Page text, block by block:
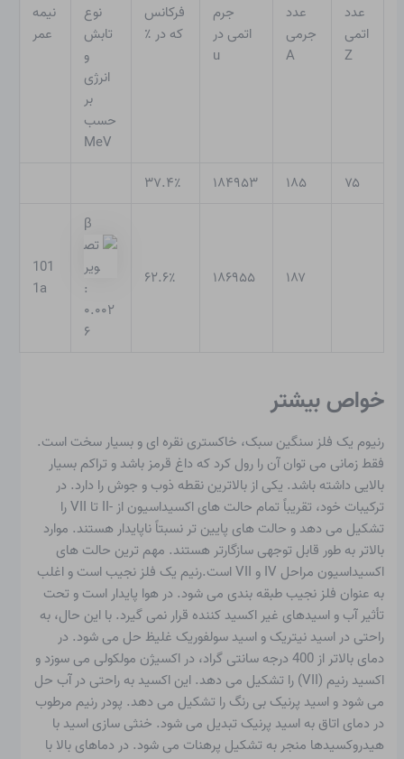
عدد
اتمی
Z
عدد
جرمی
A
جرم
اتمی در
u
فرکانس
که در ٪
نوع
تابش
و
انرژی
بر
حسب
MeV
نیمه
عمر
۷۵ ۱۸۵ ۱۸۴۹۵۳ ۳۷.۴٪
۱۸۷ ۱۸۶۹۵۵ ۶۲.۶٪
β
:
۰.۰۰۲
۶
101
1a
خواص بیشتر
رنیوم یک فلز سنگین سبک، خاکستری نقره ای و بسیار سخت است.
فقط زمانی می توان آن را رول کرد که داغ قرمز باشد و تراکم بسیار
بالایی داشته باشد. یکی از بالاترین نقطه ذوب و جوش را دارد. در
ترکیبات خود، تقریباً تمام حالت های اکسیداسیون از -II تا VII را
تشکیل می دهد و حالت های پایین تر نسبتاً ناپایدار هستند. موارد
بالاتر به طور قابل توجهی سازگارتر هستند. مهم ترین حالت های
اکسیداسیون مراحل IV و VII است.رنیم یک فلز نجیب است و اغلب
به عنوان فلز نجیب طبقه بندی می شود. در هوا پایدار است و تحت
تأثیر آب و اسیدهای غیر اکسید کننده قرار نمی گیرد. با این حال، به
راحتی در اسید نیتریک و اسید سولفوریک غلیظ حل می شود. در
دمای بالاتر از 400 درجه سانتی گراد، در اکسیژن مولکولی می سوزد و
اکسید رنیم (VII) را تشکیل می دهد. این اکسید به راحتی در آب حل
می شود و اسید پرنیک بی رنگ را تشکیل می دهد. پودر رنیم مرطوب
در دمای اتاق به اسید پرنیک تبدیل می شود. خنثی سازی اسید با
هیدروکسیدها منجر به تشکیل پرهنات می شود. در دماهای بالا با